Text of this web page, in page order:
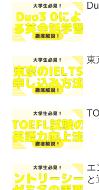
東
エ
と